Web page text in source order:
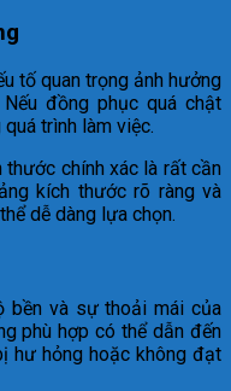
tố quan trọng ảnh hưởng
đồng phục quá chật
trình làm việc.
chính xác là rất cần
kích thước rõ ràng và
dễ dàng lựa chọn.
bền và sự thoải mái của
phù hợp có thể dẫn đến
hư hỏng hoặc không đạt